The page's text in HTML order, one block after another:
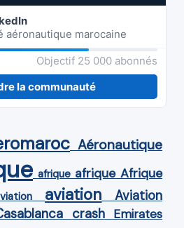
aéronautique marocaine
Objectif 25 000 abonnés
la communauté
Aéronautique
afrique afrique Afrique
aviation Aviation
crash Emirates